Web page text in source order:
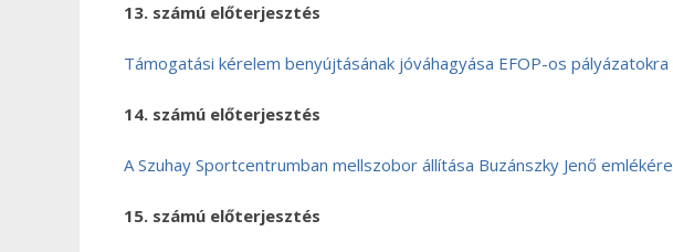
13. számú előterjesztés
Támogatási kérelem benyújtásának jóváhagyása EFOP-os pályázatokra
14. számú előterjesztés
A Szuhay Sportcentrumban mellszobor állítása Buzánszky Jenő emlékére
15. számú előterjesztés